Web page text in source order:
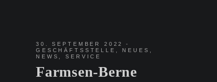
30. SEPTEMBER 2022
GESCHÄFTSSTELLE
NEUES
NEWS
,SERVICE
Farmsen-Berne